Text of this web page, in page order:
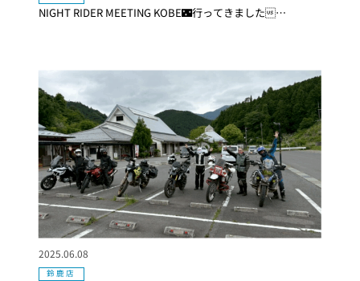
NIGHT RIDER MEETING KOBE🌃行ってきました…
2025.06.08
鈴鹿店